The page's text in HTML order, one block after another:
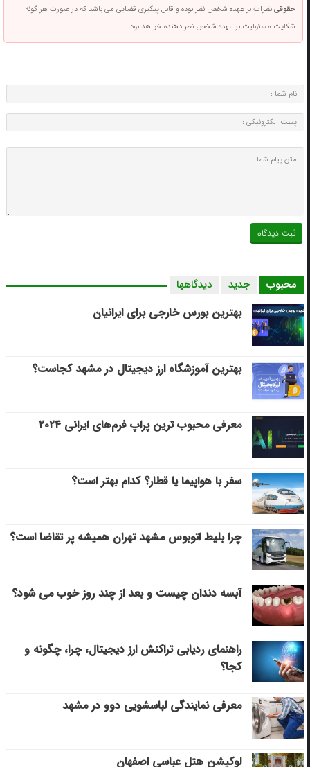
حقوقینظرات بر عهده شخص نظر بوده و قابل پیگیری قضایی می باشد که در صورت هر گونه
شکایت مسئولیت بر عهده شخص نظر دهنده خواهد بود.
محبوب جدید دیدگاهها
بهترین بورس خارجی برای ایرانیان
بهترین آموزشگاه ارز دیجیتال در مشهد کجاست؟
معرفی محبوب ترین پراپ فرم‌های ایرانی ۲۰۲۴
سفر با هواپیما یا قطار؟ کدام بهتر است؟
چرا بلیط اتوبوس مشهد تهران همیشه پر تقاضا است؟
آبسه دندان چیست و بعد از چند روز خوب می‌ شود؟
راهنمای ردیابی تراکنش ارز دیجیتال، چرا، چگونه و
کجا؟
معرفی نمایندگی لباسشویی دوو در مشهد
لوکیشن هتل عباسی اصفهان